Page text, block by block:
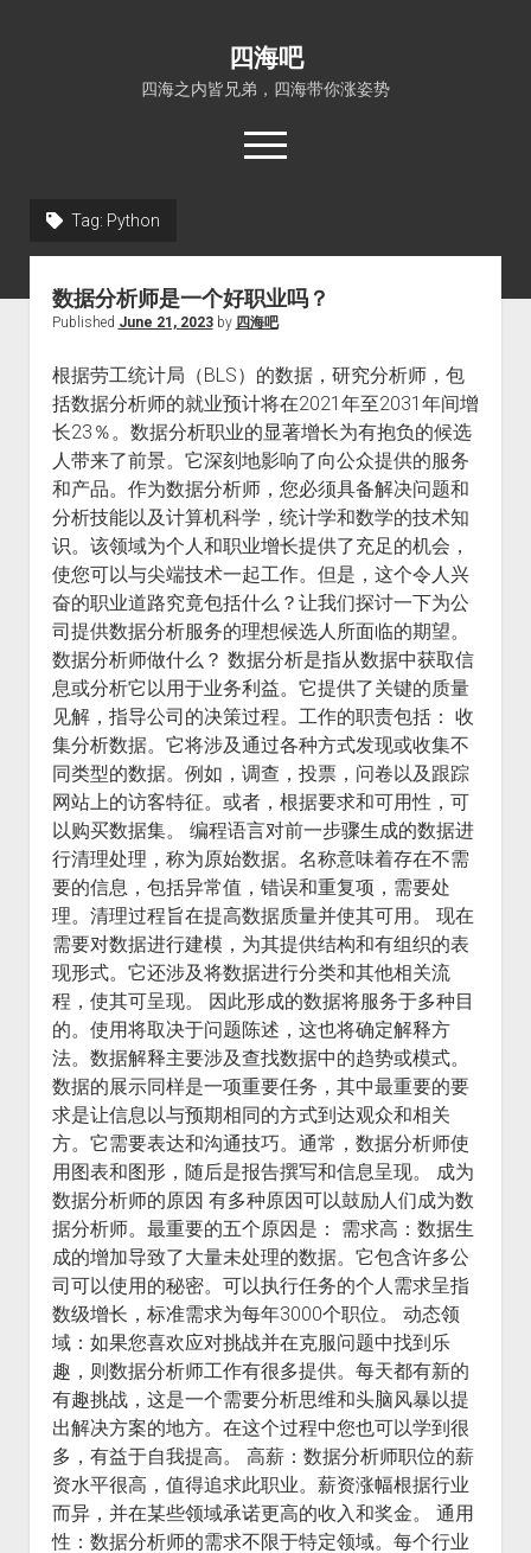
四海吧
四海之内皆兄弟，四海带你涨姿势
open
menu
dropdown
涨姿势
技术控
热门事件
福利福利
电影推荐
火星情报局
音乐推荐
四海
关于四海吧
算娘区块链
Tag: Python
数据分析师是一个好职业吗？
Published June 21, 2023by 四海吧
根据劳工统计局（BLS）的数据，研究分析师，包
括数据分析师的就业预计将在2021年至2031年间增
长23％。数据分析职业的显著增长为有抱负的候选
人带来了前景。它深刻地影响了向公众提供的服务
和产品。作为数据分析师，您必须具备解决问题和
分析技能以及计算机科学，统计学和数学的技术知
识。该领域为个人和职业增长提供了充足的机会，
使您可以与尖端技术一起工作。但是，这个令人兴
奋的职业道路究竟包括什么？让我们探讨一下为公
司提供数据分析服务的理想候选人所面临的期望。
数据分析师做什么？ 数据分析是指从数据中获取信
息或分析它以用于业务利益。它提供了关键的质量
见解，指导公司的决策过程。工作的职责包括： 收
集分析数据。它将涉及通过各种方式发现或收集不
同类型的数据。例如，调查，投票，问卷以及跟踪
网站上的访客特征。或者，根据要求和可用性，可
以购买数据集。 编程语言对前一步骤生成的数据进
行清理处理，称为原始数据。名称意味着存在不需
要的信息，包括异常值，错误和重复项，需要处
理。清理过程旨在提高数据质量并使其可用。 现在
需要对数据进行建模，为其提供结构和有组织的表
现形式。它还涉及将数据进行分类和其他相关流
程，使其可呈现。 因此形成的数据将服务于多种目
的。使用将取决于问题陈述，这也将确定解释方
法。数据解释主要涉及查找数据中的趋势或模式。
数据的展示同样是一项重要任务，其中最重要的要
求是让信息以与预期相同的方式到达观众和相关
方。它需要表达和沟通技巧。通常，数据分析师使
用图表和图形，随后是报告撰写和信息呈现。 成为
数据分析师的原因 有多种原因可以鼓励人们成为数
据分析师。最重要的五个原因是： 需求高：数据生
成的增加导致了大量未处理的数据。它包含许多公
司可以使用的秘密。可以执行任务的个人需求呈指
数级增长，标准需求为每年3000个职位。 动态领
域：如果您喜欢应对挑战并在克服问题中找到乐
趣，则数据分析师工作有很多提供。每天都有新的
有趣挑战，这是一个需要分析思维和头脑风暴以提
出解决方案的地方。在这个过程中您也可以学到很
多，有益于自我提高。 高薪：数据分析师职位的薪
资水平很高，值得追求此职业。薪资涨幅根据行业
而异，并在某些领域承诺更高的收入和奖金。 通用
性：数据分析师的需求不限于特定领域。每个行业